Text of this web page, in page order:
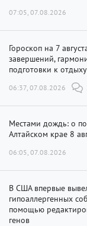
07:05, 07.08.2026
Гороскоп на 7
завершений,
подготовки к отдыху
06:37, 07.08.2026
Местами дождь: о
Алтайском крае 8
06:05, 07.08.2026
В США впервые
гипоаллергенных
помощью
генов